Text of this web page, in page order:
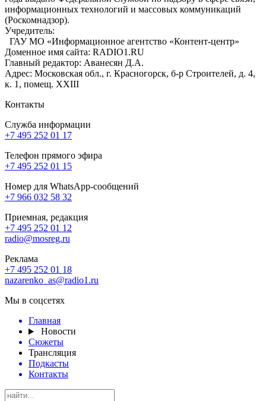
информационных технологий и массовых коммуникаций
(Роскомнадзор).
Учредитель:
ГАУ МО «Информационное агентство «Контент-центр»
Доменное имя сайта: RADIO1.RU
Главный редактор: Аванесян Д.А.
Адрес: Московская обл., г. Красногорск, б-р Строителей, д. 4,
к. 1, помещ. XXIII
Контакты
Служба информации
+7 495 252 01 17
Телефон прямого эфира
+7 495 252 01 15
Номер для WhatsApp-сообщений
+7 966 032 58 32
Приемная, редакция
+7 495 252 01 12
radio@mosreg.ru
Реклама
+7 495 252 01 18
nazarenko_as@radio1.ru
Мы в соцсетях
Главная
Новости
Сюжеты
Трансляция
Подкасты
Контакты